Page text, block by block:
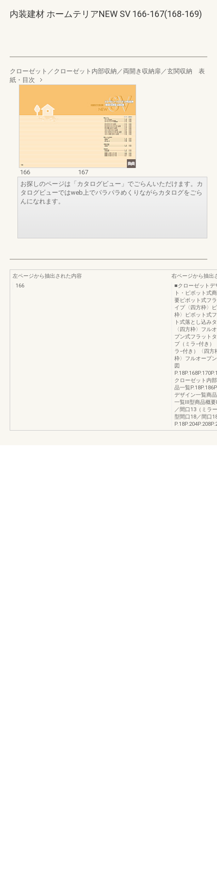
内装建材 ホームテリアNEW SV 166-167(168-169)
クローゼット／クローゼット内部収納／両開き収納扉／玄関収納 表
紙・目次
166
167
お探しのページは「カタログビュー」でごらんいただけます。カ
タログビューではweb上でパラパラめくりながらカタログをごら
んになれます。
左ページから抽出された内容
166
右ページから抽出
■クローゼットデ
ト・ピボット式
要ピボット式フ
イプ〈四方枠〉
枠〉ピボット式
ト式落とし込み
〈四方枠〉フル
プン式フラット
プ（ミラ−付き）
ラ−付き）〈四方
枠〉フルオープ
図
クローゼット内
品一覧
デザイン一覧商
一覧Ⅲ型商品概
／間口13（ミラ
型間口18／間口